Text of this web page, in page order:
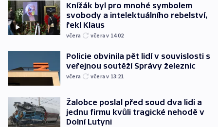
Knížák byl pro mnohé symbolem
svobody a intelektuálního rebelství,
řekl Klaus
včera včera v 14:02
Policie obvinila pět lidí v souvislosti s
veřejnou soutěží Správy železnic
včera včera v 13:21
Žalobce poslal před soud dva lidi a
jednu firmu kvůli tragické nehodě v
Dolní Lutyni